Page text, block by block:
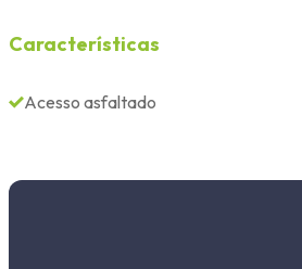
Características
Acesso asfaltado